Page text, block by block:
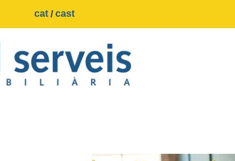
cat cast